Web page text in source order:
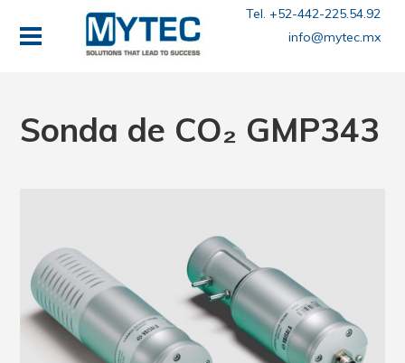
Tel. +52-442-225.54.92
info@mytec.mx
Sonda de CO₂ GMP343